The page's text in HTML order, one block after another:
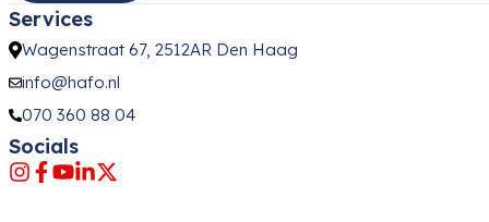
Services
Wagenstraat 67, 2512AR Den Haag
info@hafo.nl
070 360 88 04
Socials